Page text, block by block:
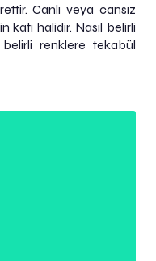
Canlı veya cansız
halidir. Nasıl belirli
renklere tekabül